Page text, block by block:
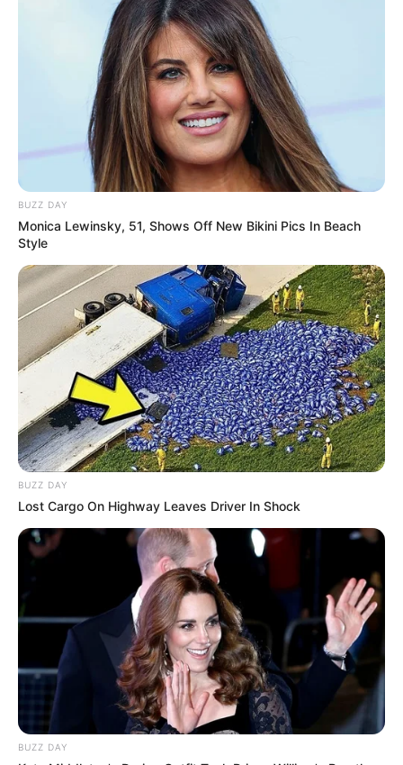
Enfeite de Páscoa reciclável passo a
Decoração de Páscoa passo a passo
https://youtu.be/KoRIHx9VmVw
23 Ideias de decoração para Páscoa
BUZZ DAY
Monica Lewinsky, 51, Shows Off New Bikini Pics In Beach
Style
BUZZ DAY
Lost Cargo On Highway Leaves Driver In Shock
BUZZ DAY